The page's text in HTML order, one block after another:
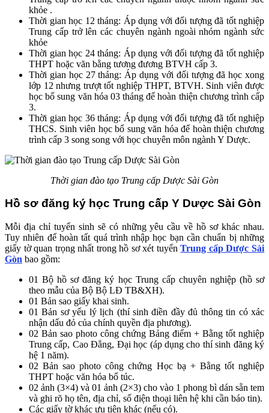
khỏe .
Thời gian học 12 tháng: Áp dụng với đối tượng đã tốt nghiệp
Trung cấp trở lên các chuyên ngành ngoài nhóm ngành sức
khỏe
Thời gian học 24 tháng: Áp dụng với đối tượng đã tốt nghiệp
THPT hoặc văn bằng tương đương BTVH cấp 3.
Thời gian học 27 tháng: Áp dụng với đối tượng đã học xong
lớp 12 nhưng trượt tốt nghiệp THPT, BTVH. Sinh viên được
học bổ sung văn hóa 03 tháng để hoàn thiện chương trình cấp
3.
Thời gian học 36 tháng: Áp dụng với đối tượng đã tốt nghiệp
THCS. Sinh viên học bổ sung văn hóa để hoàn thiện chương
trình cấp 3 song song với học chuyên môn ngành Y Dược.
Thời gian đào tạo Trung cấp Dược Sài Gòn
Hồ sơ đăng ký học Trung cấp Y Dược Sài Gòn
Mỗi địa chỉ tuyển sinh sẽ có những yêu cầu về hồ sơ khác nhau.
Tuy nhiên để hoàn tất quá trình nhập học bạn cần chuẩn bị những
giấy tờ quan trọng nhất trong hồ sơ xét tuyểnTrung cấp Dược Sài
Gòn bao gồm:
01 Bộ hồ sơ đăng ký học Trung cấp chuyên nghiệp (hồ sơ
theo mẫu của Bộ Bộ LĐ TB&XH).
01 Bản sao giấy khai sinh.
01 Bản sơ yếu lý lịch (thí sinh điền đầy đủ thông tin có xác
nhận dấu đỏ của chính quyền địa phương).
02 Bản sao photo công chứng Bảng điểm + Bằng tốt nghiệp
Trung cấp, Cao Đẳng, Đại học (áp dụng cho thí sinh đăng ký
hệ 1 năm).
02 Bản sao photo công chứng Học bạ + Bằng tốt nghiệp
THPT hoặc văn hóa bổ túc.
02 ảnh (3×4) và 01 ảnh (2×3) cho vào 1 phong bì dán sẵn tem
và ghi rõ họ tên, địa chỉ, số điện thoại liên hệ khi cần báo tin).
Các giấy tờ khác ưu tiên khác (nếu có).